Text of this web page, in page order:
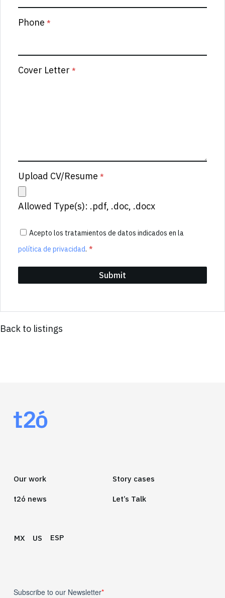
Phone *
Cover Letter *
Upload CV/Resume *
Allowed Type(s): .pdf, .doc, .docx
Acepto los tratamientos de datos indicados en la
política de privacidad. *
Back to listings
Our work
t2ó news
MX US ESP
Story cases
Let’s Talk